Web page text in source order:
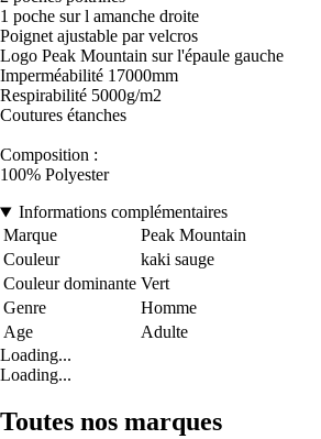
1 poche sur l amanche droite
Poignet ajustable par velcros
Logo Peak Mountain sur l'épaule gauche
Imperméabilité 17000mm
Respirabilité 5000g/m2
Coutures étanches
Composition :
100% Polyester
Informations complémentaires
Marque
Peak Mountain
Couleur
kaki sauge
Couleur dominante Vert
Genre
Homme
Age
Adulte
Loading...
Loading...
Toutes nos marques